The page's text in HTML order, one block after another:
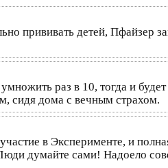
прививать детей, Пфайзер
раз в 10, тогда и будет
сидя дома с вечным страхом.
в Эксперименте, и
думайте сами! Надоело